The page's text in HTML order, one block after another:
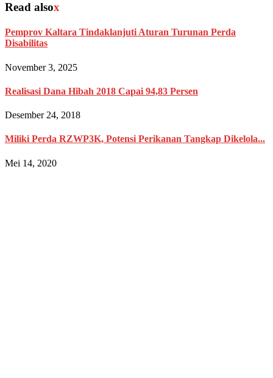
Read alsox
Pemprov Kaltara Tindaklanjuti Aturan Turunan Perda
Disabilitas
November 3, 2025
Realisasi Dana Hibah 2018 Capai 94,83 Persen
Desember 24, 2018
Miliki Perda RZWP3K, Potensi Perikanan Tangkap Dikelola...
Mei 14, 2020